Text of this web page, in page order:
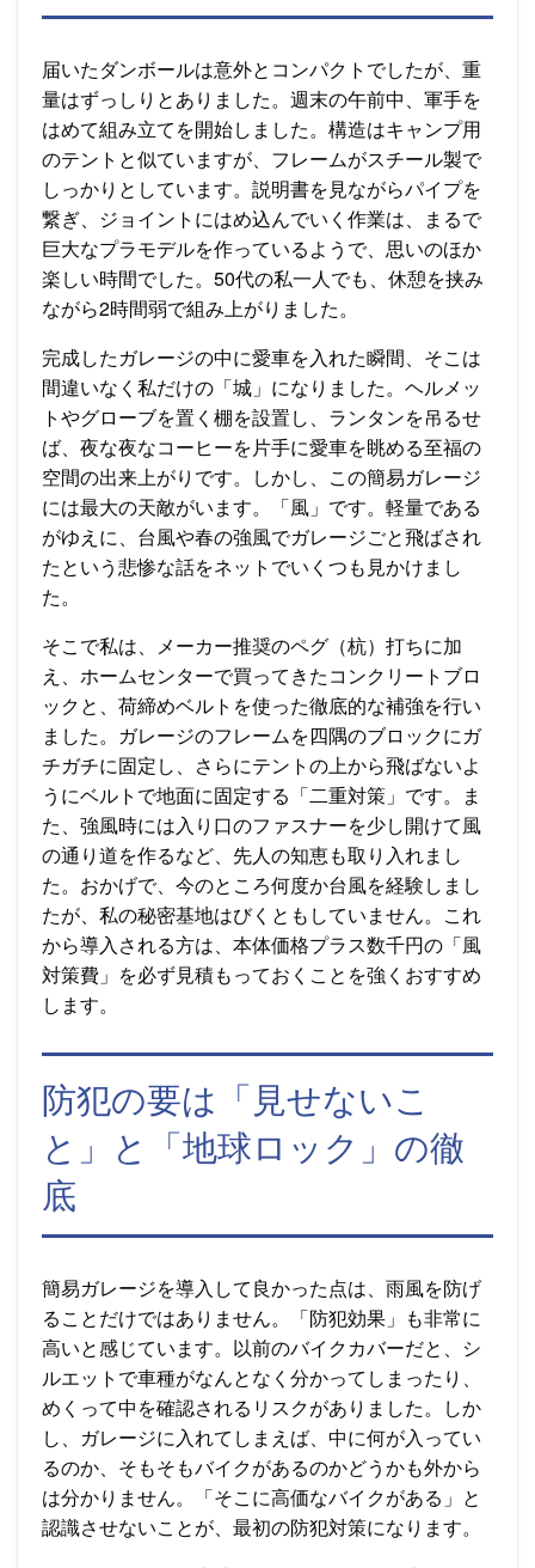
届いたダンボールは意外とコンパクトでしたが、重
量はずっしりとありました。週末の午前中、軍手を
はめて組み立てを開始しました。構造はキャンプ用
のテントと似ていますが、フレームがスチール製で
しっかりとしています。説明書を見ながらパイプを
繋ぎ、ジョイントにはめ込んでいく作業は、まるで
巨大なプラモデルを作っているようで、思いのほか
楽しい時間でした。50代の私一人でも、休憩を挟み
ながら2時間弱で組み上がりました。
完成したガレージの中に愛車を入れた瞬間、そこは
間違いなく私だけの「城」になりました。ヘルメッ
トやグローブを置く棚を設置し、ランタンを吊るせ
ば、夜な夜なコーヒーを片手に愛車を眺める至福の
空間の出来上がりです。しかし、この簡易ガレージ
には最大の天敵がいます。「風」です。軽量である
がゆえに、台風や春の強風でガレージごと飛ばされ
たという悲惨な話をネットでいくつも見かけまし
た。
そこで私は、メーカー推奨のペグ（杭）打ちに加
え、ホームセンターで買ってきたコンクリートブロ
ックと、荷締めベルトを使った徹底的な補強を行い
ました。ガレージのフレームを四隅のブロックにガ
チガチに固定し、さらにテントの上から飛ばないよ
うにベルトで地面に固定する「二重対策」です。ま
た、強風時には入り口のファスナーを少し開けて風
の通り道を作るなど、先人の知恵も取り入れまし
た。おかげで、今のところ何度か台風を経験しまし
たが、私の秘密基地はびくともしていません。これ
から導入される方は、本体価格プラス数千円の「風
対策費」を必ず見積もっておくことを強くおすすめ
します。
防犯の要は「見せないこ
と」と「地球ロック」の徹
底
簡易ガレージを導入して良かった点は、雨風を防げ
ることだけではありません。「防犯効果」も非常に
高いと感じています。以前のバイクカバーだと、シ
ルエットで車種がなんとなく分かってしまったり、
めくって中を確認されるリスクがありました。しか
し、ガレージに入れてしまえば、中に何が入ってい
るのか、そもそもバイクがあるのかどうかも外から
は分かりません。「そこに高価なバイクがある」と
認識させないことが、最初の防犯対策になります。